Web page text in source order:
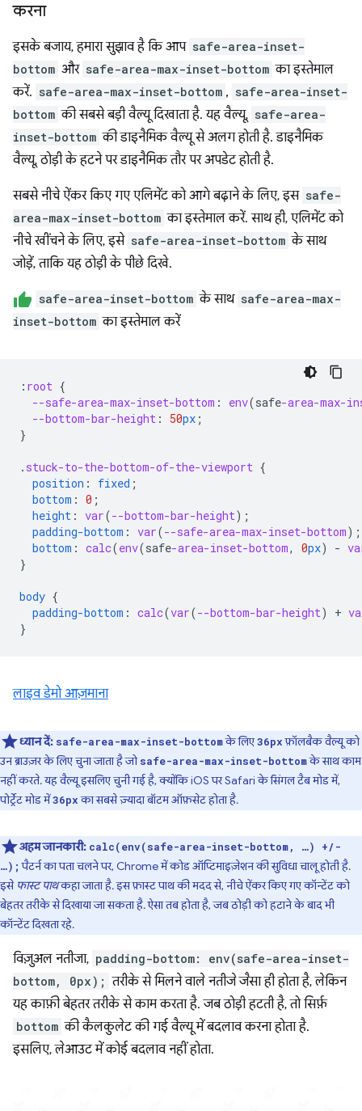
करना
इसके बजाय, हमारा सुझाव है कि आप safe-area-inset-
bottom और safe-area-max-inset-bottom का इस्तेमाल
करें. safe-area-max-inset-bottom , safe-area-inset-
bottom की सबसे बड़ी वैल्यू दिखाता है. यह वैल्यू, safe-area-
inset-bottom की डाइनैमिक वैल्यू से अलग होती है. डाइनैमिक
वैल्यू, ठोड़ी के हटने पर डाइनैमिक तौर पर अपडेट होती है.
सबसे नीचे ऐंकर किए गए एलिमेंट को आगे बढ़ाने के लिए, इस safe-
area-max-inset-bottom का इस्तेमाल करें. साथ ही, एलिमेंट को
नीचे खींचने के लिए, इसे safe-area-inset-bottom के साथ
जोड़ें, ताकि यह ठोड़ी के पीछे दिखे.
safe-area-inset-bottom के साथ safe-area-max-
inset-bottom का इस्तेमाल करें
: root {
--safe-area-max-inset-bottom : env(safe-area-max-
--bottom-bar-height : 50px ;
}
. stuck-to-the-bottom-of-the-viewport {
position : fixed ;
bottom : 0 ;
height : var(--bottom-bar-height);
padding-bottom : var(--safe-area-max-inset-bottom);
bottom : calc(env(safe-area-inset-bottom, 0px) -
}
body {
padding-bottom : calc(var(--bottom-bar-height) +
}
लाइव डेमो आज़माना
ध्यान दें: safe-area-max-inset-bottomके लिए36pxफ़ॉलबैक वैल्यू को
उन ब्राउज़र के लिए चुना जाता है जोsafe-area-max-inset-bottomके साथ काम
नहीं करते. यह वैल्यू इसलिए चुनी गई है, क्योंकि iOS पर Safari के सिंगल टैब मोड में,
पोर्ट्रेट मोड में36pxका सबसे ज़्यादा बॉटम ऑफ़सेट होता है.
अहम जानकारी: calc(env(safe-area-inset-bottom, …) +/-
…); पैटर्न का पता चलने पर, Chrome में कोड ऑप्टिमाइज़ेशन की सुविधा चालू होती है.
इसे फास्ट पाथकहा जाता है. इस फ़ास्ट पाथ की मदद से, नीचे ऐंकर किए गए कॉन्टेंट को
बेहतर तरीके से दिखाया जा सकता है. ऐसा तब होता है, जब ठोड़ी को हटाने के बाद भी
कॉन्टेंट दिखता रहे.
विज़ुअल नतीजा, padding-bottom: env(safe-area-inset-
bottom, 0px); तरीके से मिलने वाले नतीजे जैसा ही होता है, लेकिन
यह काफ़ी बेहतर तरीके से काम करता है. जब ठोड़ी हटती है, तो सिर्फ़
bottom की कैलकुलेट की गई वैल्यू में बदलाव करना होता है.
इसलिए, लेआउट में कोई बदलाव नहीं होता.